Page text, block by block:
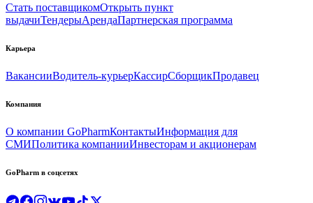
Стать поставщикомОткрыть пункт
выдачиТендерыАрендаПартнерская программа
Карьера
ВакансииВодитель-курьерКассирСборщикПродавец
Компания
О компании GoPharmКонтактыИнформация для
СМИПолитика компанииИнвесторам и акционерам
GoPharm в соцсетях